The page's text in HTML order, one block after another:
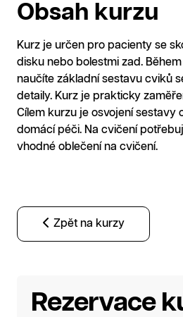
Obsah kurzu
Kurz je určen pro pacienty se
disku nebo bolestmi zad.
naučíte základní sestavu cviků
detaily. Kurz je prakticky
Cílem kurzu je osvojení sestavy
domácí péči. Na cvičení
vhodné oblečení na cvičení.
Zpět na kurzy
Rezervace